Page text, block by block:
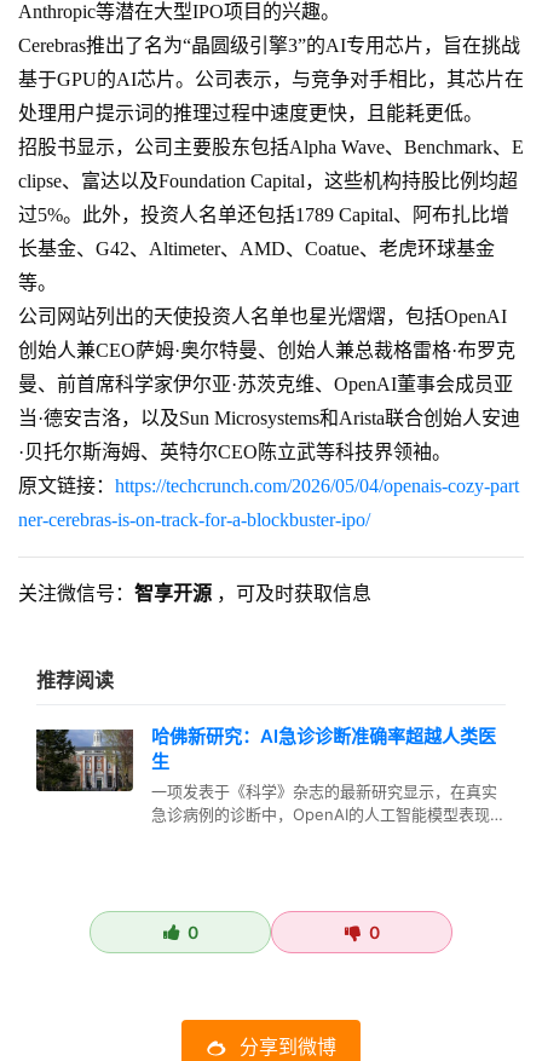
Anthropic等潜在大型IPO项目的兴趣。
Cerebras推出了名为“晶圆级引擎3”的AI专用芯片，旨在挑战
基于GPU的AI芯片。公司表示，与竞争对手相比，其芯片在
处理用户提示词的推理过程中速度更快，且能耗更低。
招股书显示，公司主要股东包括Alpha Wave、Benchmark、E
clipse、富达以及Foundation Capital，这些机构持股比例均超
过5%。此外，投资人名单还包括1789 Capital、阿布扎比增
长基金、G42、Altimeter、AMD、Coatue、老虎环球基金
等。
公司网站列出的天使投资人名单也星光熠熠，包括OpenAI
创始人兼CEO萨姆·奥尔特曼、创始人兼总裁格雷格·布罗克
曼、前首席科学家伊尔亚·苏茨克维、OpenAI董事会成员亚
当·德安吉洛，以及Sun Microsystems和Arista联合创始人安迪
·贝托尔斯海姆、英特尔CEO陈立武等科技界领袖。
原文链接： https://techcrunch.com/2026/05/04/openais-cozy-part
ner-cerebras-is-on-track-for-a-blockbuster-ipo/
关注微信号： 智享开源 ，可及时获取信息
推荐阅读
哈佛新研究：AI急诊诊断准确率超越人类医
生
一项发表于《科学》杂志的最新研究显示，在真实
急诊病例的诊断中，OpenAI的人工智能模型表现优
0 0
分享到微博